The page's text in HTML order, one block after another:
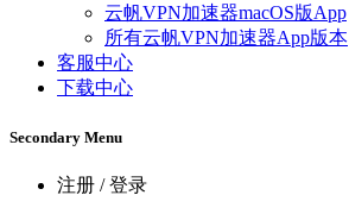
云帆VPN加速器macOS版App
所有云帆VPN加速器App版本
客服中心
下载中心
Secondary Menu
注册 / 登录